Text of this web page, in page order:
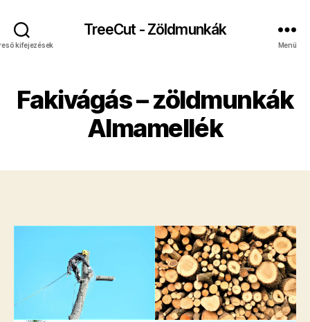
kifejezések
TreeCut - Zöldmunkák
Menü
Fakivágás – zöldmunkák
Almamellék